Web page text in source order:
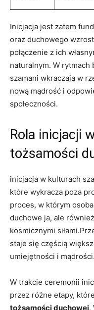
Inicjacja jest zatem
oraz duchowego
połączenie z ich
naturalnym. W rytmach
szamani wkraczają w
nową mądrość i
społeczności.
Rola inicjacji
tożsamości
inicjacja w kulturach
które wykracza poza
proces, w którym
duchowe ja, ale
kosmicznymi
staje się częścią
umiejętności i mądrości.
W trakcie ceremonii
przez różne etapy,
tożsamości duchowej.